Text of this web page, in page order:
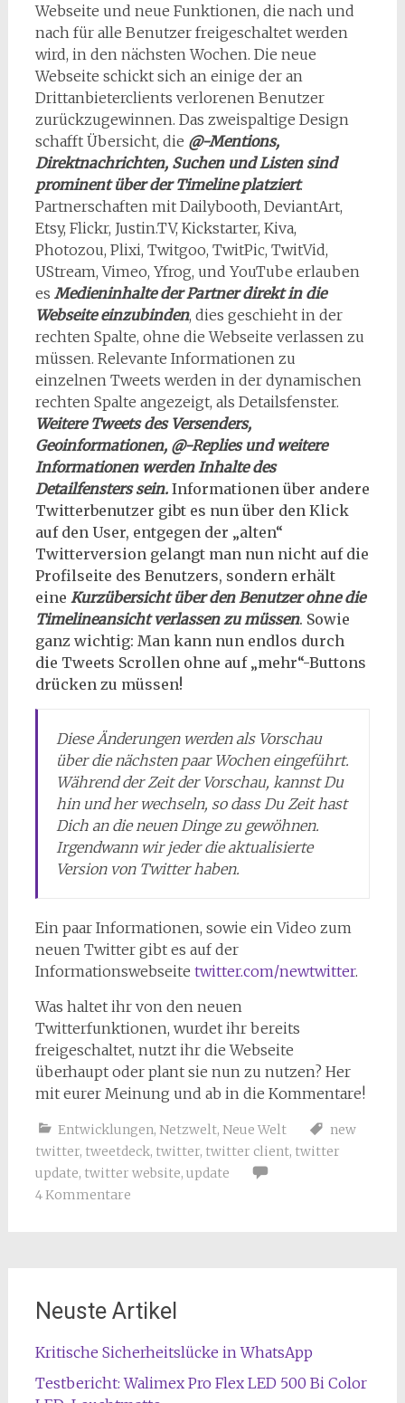
Webseite und neue Funktionen, die nach und
nach für alle Benutzer freigeschaltet werden
wird, in den nächsten Wochen. Die neue
Webseite schickt sich an einige der an
Drittanbieterclients verlorenen Benutzer
zurückzugewinnen. Das zweispaltige Design
schafft Übersicht, die @-Mentions,
Direktnachrichten, Suchen und Listen sind
prominent über der Timeline platziert.
Partnerschaften mit Dailybooth, DeviantArt,
Etsy, Flickr, Justin.TV, Kickstarter, Kiva,
Photozou, Plixi, Twitgoo, TwitPic, TwitVid,
UStream, Vimeo, Yfrog, und YouTube erlauben
es Medieninhalte der Partner direkt in die
Webseite einzubinden, dies geschieht in der
rechten Spalte, ohne die Webseite verlassen zu
müssen. Relevante Informationen zu
einzelnen Tweets werden in der dynamischen
rechten Spalte angezeigt, als Detailsfenster.
Weitere Tweets des Versenders,
Geoinformationen, @-Replies und weitere
Informationen werden Inhalte des
Detailfensters sein. Informationen über andere
Twitterbenutzer gibt es nun über den Klick
auf den User, entgegen der „alten“
Twitterversion gelangt man nun nicht auf die
Profilseite des Benutzers, sondern erhält
eine Kurzübersicht über den Benutzer ohne die
Timelineansicht verlassen zu müssen. Sowie
ganz wichtig: Man kann nun endlos durch
die Tweets Scrollen ohne auf „mehr“-Buttons
drücken zu müssen!
Diese Änderungen werden als Vorschau
über die nächsten paar Wochen eingeführt.
Während der Zeit der Vorschau, kannst Du
hin und her wechseln, so dass Du Zeit hast
Dich an die neuen Dinge zu gewöhnen.
Irgendwann wir jeder die aktualisierte
Version von Twitter haben.
Ein paar Informationen, sowie ein Video zum
neuen Twitter gibt es auf der
Informationswebseite twitter.com/newtwitter.
Was haltet ihr von den neuen
Twitterfunktionen, wurdet ihr bereits
freigeschaltet, nutzt ihr die Webseite
überhaupt oder plant sie nun zu nutzen? Her
mit eurer Meinung und ab in die Kommentare!
Entwicklungen, Netzwelt, Neue Welt
new
twitter, tweetdeck, twitter, twitter client, twitter
update, twitter website, update
4 Kommentare
Neuste Artikel
Kritische Sicherheitslücke in WhatsApp
Testbericht: Walimex Pro Flex LED 500 Bi Color